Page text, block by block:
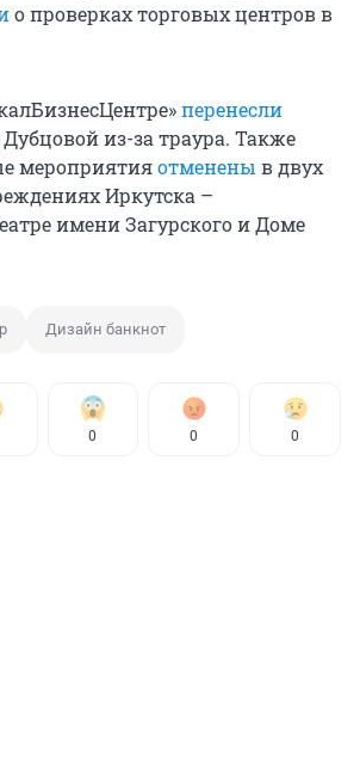
о проверках торговых центров в
перенесли
из-за траура. Также
мероприятияотменены в двух
Иркутска –
имени Загурского и Доме
Дизайн банкнот
0 0 0